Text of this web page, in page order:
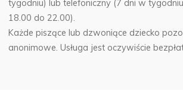
tygodniu) lub telefoniczny (7 dni w
18.00 do 22.00).
Każde piszące lub dzwoniące dziecko
anonimowe. Usługa jest oczywiście